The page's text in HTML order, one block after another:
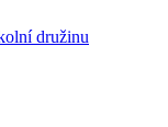
družinu